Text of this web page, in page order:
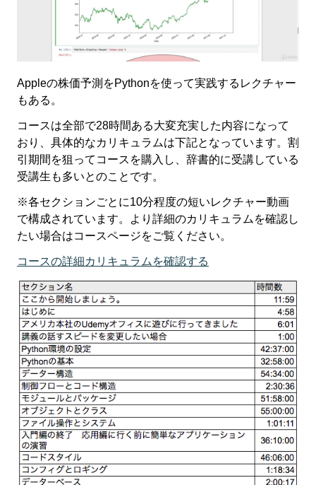
Appleの株価予測をPythonを使って実践するレクチャー
もある。
コースは全部で28時間ある大変充実した内容になって
おり、具体的なカリキュラムは下記となっています。割
引期間を狙ってコースを購入し、辞書的に受講している
受講生も多いとのことです。
※各セクションごとに10分程度の短いレクチャー動画
で構成されています。より詳細のカリキュラムを確認し
たい場合はコースページをご覧ください。
コースの詳細カリキュラムを確認する